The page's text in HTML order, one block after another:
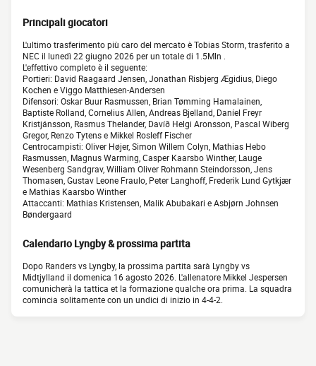
Principali giocatori
L'ultimo trasferimento più caro del mercato è Tobias Storm, trasferito a
NEC il lunedì 22 giugno 2026 per un totale di 1.5Mln .
L'effettivo completo è il seguente:
Portieri: David Raagaard Jensen, Jonathan Risbjerg Ægidius, Diego
Kochen e Viggo Matthiesen-Andersen
Difensori: Oskar Buur Rasmussen, Brian Tømming Hamalainen,
Baptiste Rolland, Cornelius Allen, Andreas Bjelland, Daníel Freyr
Kristjánsson, Rasmus Thelander, Davíð Helgi Aronsson, Pascal Wiberg
Gregor, Renzo Tytens e Mikkel Rosleff Fischer
Centrocampisti: Oliver Højer, Simon Willem Colyn, Mathias Hebo
Rasmussen, Magnus Warming, Casper Kaarsbo Winther, Lauge
Wesenberg Sandgrav, William Oliver Rohmann Steindorsson, Jens
Thomasen, Gustav Leone Fraulo, Peter Langhoff, Frederik Lund Gytkjær
e Mathias Kaarsbo Winther
Attaccanti: Mathias Kristensen, Malik Abubakari e Asbjørn Johnsen
Bøndergaard
Calendario Lyngby & prossima partita
Dopo Randers vs Lyngby, la prossima partita sarà Lyngby vs
Midtjylland il domenica 16 agosto 2026. L'allenatore Mikkel Jespersen
comunicherà la tattica et la formazione qualche ora prima. La squadra
comincia solitamente con un undici di inizio in 4-4-2.